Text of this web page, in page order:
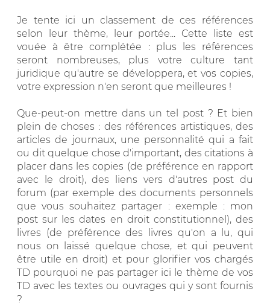
Je tente ici un classement de ces références
selon leur thème, leur portée... Cette liste est
vouée à être complétée : plus les références
seront nombreuses, plus votre culture tant
juridique qu'autre se développera, et vos copies,
votre expression n'en seront que meilleures !
Que-peut-on mettre dans un tel post ? Et bien
plein de choses : des références artistiques, des
articles de journaux, une personnalité qui a fait
ou dit quelque chose d'important, des citations à
placer dans les copies (de préférence en rapport
avec le droit), des liens vers d'autres post du
forum (par exemple des documents personnels
que vous souhaitez partager : exemple : mon
post sur les dates en droit constitutionnel), des
livres (de préférence des livres qu'on a lu, qui
nous on laissé quelque chose, et qui peuvent
être utile en droit) et pour glorifier vos chargés
TD pourquoi ne pas partager ici le thème de vos
TD avec les textes ou ouvrages qui y sont fournis
?